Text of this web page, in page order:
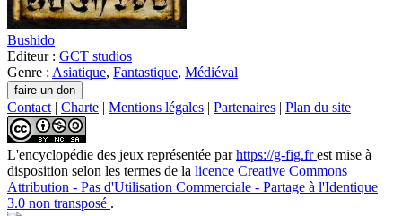
Bushido
Editeur : GCT studios
Genre : Asiatique, Fantastique, Médiéval
Contact | Charte | Mentions légales | Partenaires | Plan du site
L'encyclopédie des jeux représentée parhttps://g-fig.frest mise à
disposition selon les termes de la licence Creative Commons
Attribution - Pas d'Utilisation Commerciale - Partage à l'Identique
3.0 non transposé .